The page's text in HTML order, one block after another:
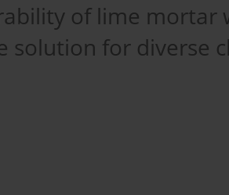
of lime mortar
solution for diverse